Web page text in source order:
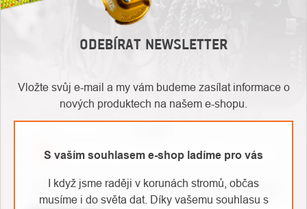
S vaším souhlasem e-shop ladíme pro vás
I když jsme raději v korunách stromů, občas
musíme i do světa dat. Díky vašemu souhlasu s
O
nás
ODEBÍRAT NEWSLETTER
Vložte svůj e-mail a my vám budeme zasílat informace o
nových produktech na našem e-shopu.
Vložením e-mailu souhlasíte s podmínkami ochrany osobních údajů